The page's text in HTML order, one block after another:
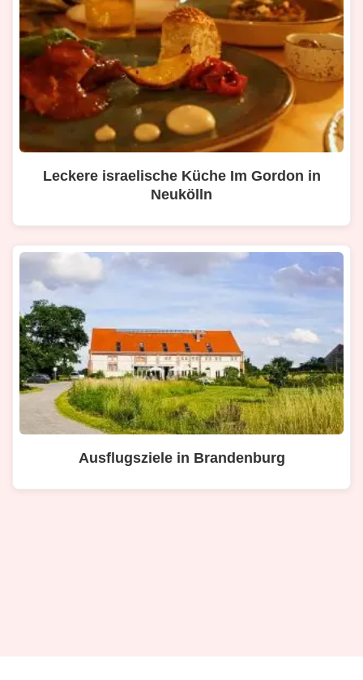
Leckere israelische Küche Im Gordon in
Neukölln
Ausflugsziele in Brandenburg